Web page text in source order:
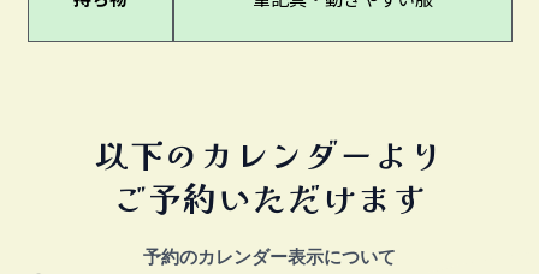
以下のカレンダーより
ご予約いただけます
予約のカレンダー表示について